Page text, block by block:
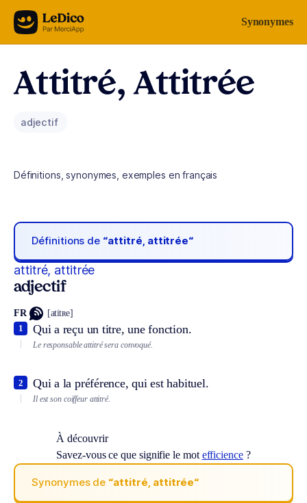
Aller au contenu Synonymes
Attitré, Attitrée
adjectif
Définitions, synonymes, exemples en français
Définitions de “attitré, attitrée“
attitré, attitrée
adjectif
FR [atitʀe]
Qui a reçu un titre, une fonction.
1
Le responsable attitré sera convoqué.
Qui a la préférence, qui est habituel.
2
Il est son coiffeur attitré.
À découvrir
Savez-vous ce que signifie le mot efficience?
Synonymes de “attitré, attitrée“